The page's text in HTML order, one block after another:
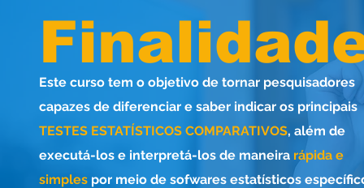
Este curso tem o objetivo de tornar pesquisadores
capazes de diferenciar e saber indicar os principais
TESTES ESTATÍSTICOS COMPARATIVOS, além de
executá-los e interpretá-los de maneira rápida e
simples por meio de sofwares estatísticos